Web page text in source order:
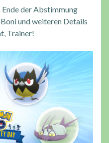
der Abstimmung
und weiteren Details
Trainer!